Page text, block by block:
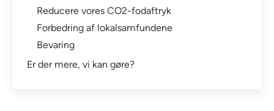
Reducere vores CO2-fodaftryk
Forbedring af lokalsamfundene
Bevaring
Er der mere, vi kan gøre?